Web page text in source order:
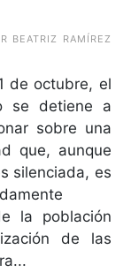
BEATRIZ RAMÍREZ
de octubre, el
se detiene a
sobre una
que, aunque
silenciada, es
la población
de las